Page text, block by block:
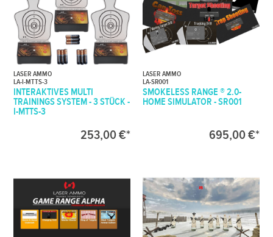
LASER AMMO
LA-I-MTTS-3
INTERAKTIVES MULTI
TRAININGS SYSTEM - 3 STÜCK -
I-MTTS-3
253,00 €*
LASER AMMO
LA-SR001
SMOKELESS RANGE ® 2.0-
HOME SIMULATOR - SR001
695,00 €*